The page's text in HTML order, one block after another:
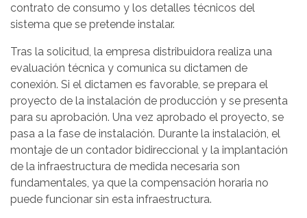
contrato de consumo y los detalles técnicos del
sistema que se pretende instalar.
Tras la solicitud, la empresa distribuidora realiza una
evaluación técnica y comunica su dictamen de
conexión. Si el dictamen es favorable, se prepara el
proyecto de la instalación de producción y se presenta
para su aprobación. Una vez aprobado el proyecto, se
pasa a la fase de instalación. Durante la instalación, el
montaje de un contador bidireccional y la implantación
de la infraestructura de medida necesaria son
fundamentales, ya que la compensación horaria no
puede funcionar sin esta infraestructura.